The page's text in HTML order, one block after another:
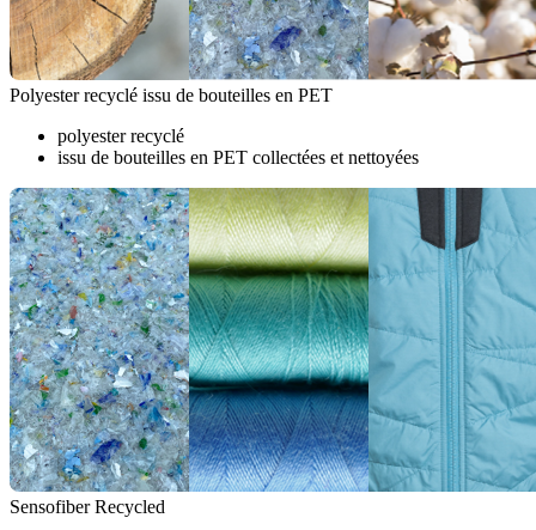
Polyester recyclé issu de bouteilles en PET
polyester recyclé
issu de bouteilles en PET collectées et nettoyées
Sensofiber Recycled